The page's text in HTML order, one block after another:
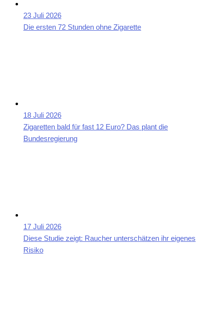
23 Juli 2026
Die ersten 72 Stunden ohne Zigarette
18 Juli 2026
Zigaretten bald für fast 12 Euro? Das plant die
Bundesregierung
17 Juli 2026
Diese Studie zeigt: Raucher unterschätzen ihr eigenes
Risiko